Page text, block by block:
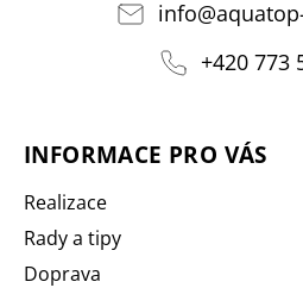
info@
+420 773
INFORMACE PRO VÁS
Realizace
Rady a tipy
Doprava